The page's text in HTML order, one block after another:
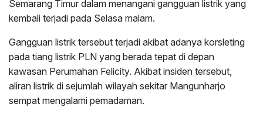
Semarang Timur dalam menangani gangguan listrik yang
kembali terjadi pada Selasa malam.
Gangguan listrik tersebut terjadi akibat adanya korsleting
pada tiang listrik PLN yang berada tepat di depan
kawasan Perumahan Felicity. Akibat insiden tersebut,
aliran listrik di sejumlah wilayah sekitar Mangunharjo
sempat mengalami pemadaman.